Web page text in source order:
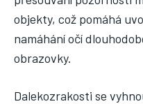
objekty, což pomáhá
namáhání očí
obrazovky.
Dalekozrakosti se